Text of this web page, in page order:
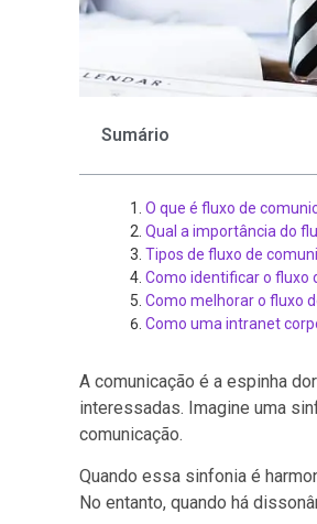
Sumário
O que é fluxo de
Qual a importância do
Tipos de fluxo de
Como identificar o fluxo
Como melhorar o fluxo
Como uma intranet
A comunicação é a espinha
interessadas. Imagine uma
comunicação.
Quando essa sinfonia é
No entanto, quando há